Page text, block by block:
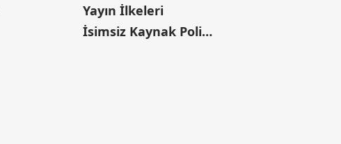
Yayın İlkeleri
İsimsiz Kaynak Politikası